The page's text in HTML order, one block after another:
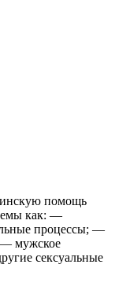
помощь
как: —
процессы; —
— мужское
сексуальные